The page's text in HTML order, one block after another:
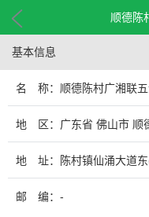
顺德陈
基本信息
名 称：顺德陈村广湘联五
地 区：广东省 佛山市 顺
地 址：陈村镇仙涌大道
邮 编：-